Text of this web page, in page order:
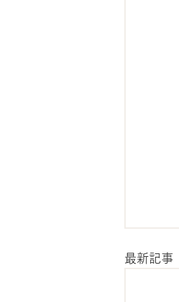
最新記事